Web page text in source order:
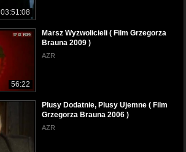
03:51:08
56:22
Marsz Wyzwolicieli ( Film Grzegorza
Brauna 2009 )
AZR
Plusy Dodatnie, Plusy Ujemne ( Film
Grzegorza Brauna 2006 )
AZR